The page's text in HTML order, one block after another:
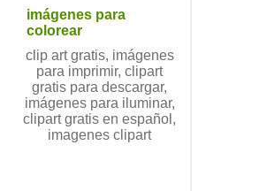
imágenes para
colorear
clip art gratis, imágenes
para imprimir, clipart
gratis para descargar,
imágenes para iluminar,
clipart gratis en español,
imagenes clipart